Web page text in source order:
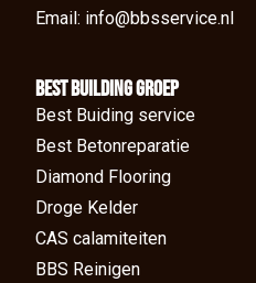
Email: info@bbsservice.nl
BEst Building groep
Best Buiding service
Best Betonreparatie
Diamond Flooring
Droge Kelder
CAS calamiteiten
BBS Reinigen